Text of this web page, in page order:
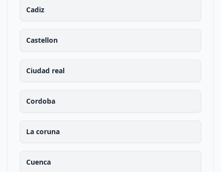
Cadiz
Castellon
Ciudad real
Cordoba
La coruna
Cuenca